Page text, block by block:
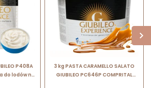
P408A
do lodów na
3 kg PASTA CARAMELLO SALATO
GIUBILEO PC646P COMPRITAL